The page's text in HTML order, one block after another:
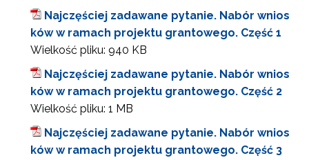
Najczęściej zadawane pytanie. Nabór wnios
ków w ramach projektu grantowego. Część 1
Wielkość pliku: 940 KB
Najczęściej zadawane pytanie. Nabór wnios
ków w ramach projektu grantowego. Część 2
Wielkość pliku: 1 MB
Najczęściej zadawane pytanie. Nabór wnios
ków w ramach projektu grantowego. Część 3